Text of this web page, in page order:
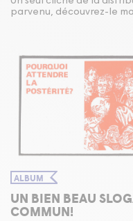
parvenu, découvrez-le
ALBUM
UN BIEN BEAU
COMMUN!